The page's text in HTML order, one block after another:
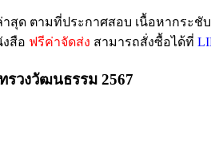
สุด ตามที่ประกาศสอบ เนื้อหากระชั
สือ ฟรีค่าจัดส่ง สามารถสั่งซื้อได้ที่
รวงวัฒนธรรม 2567